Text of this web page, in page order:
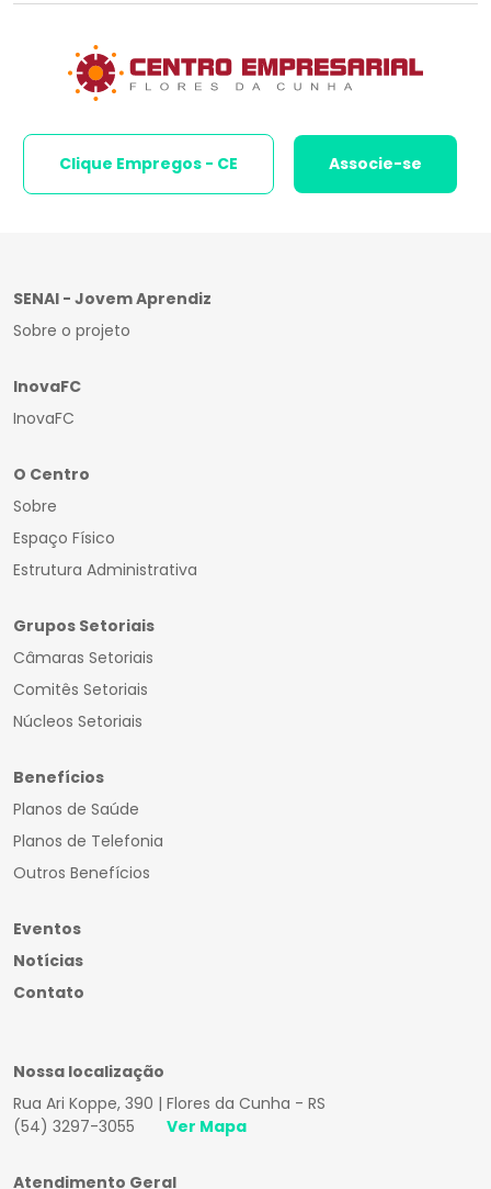
Clique Empregos - CE Associe-se
SENAI - Jovem Aprendiz
Sobre o projeto
InovaFC
InovaFC
O Centro
Sobre
Espaço Físico
Estrutura Administrativa
Grupos Setoriais
Câmaras Setoriais
Comitês Setoriais
Núcleos Setoriais
Benefícios
Planos de Saúde
Planos de Telefonia
Outros Benefícios
Eventos
Notícias
Contato
Nossa localização
Rua Ari Koppe, 390 | Flores da Cunha - RS
(54) 3297-3055
Ver Mapa
Atendimento Geral